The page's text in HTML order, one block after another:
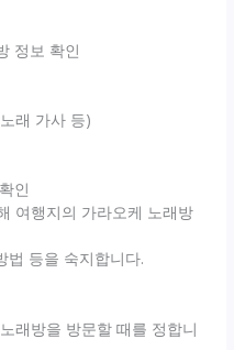
정보 확인
래 가사 등)
인
여행지의 가라오케 노래방
법 등을 숙지합니다.
래방을 방문할 때를 정합니